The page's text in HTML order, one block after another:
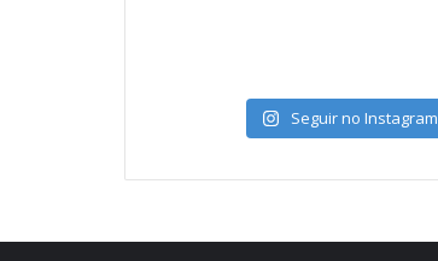
Seguir no Instagram